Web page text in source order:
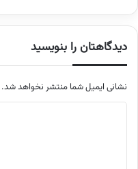
دیدگاهتان را بنویسید
نشانی ایمیل شما منتشر نخواهد شد.